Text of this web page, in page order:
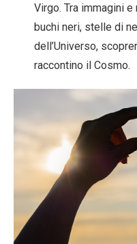
Virgo. Tra immagini
buchi neri, stelle di
dell’Universo,
raccontino il Cosmo.